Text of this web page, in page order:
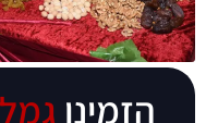
הזמינו